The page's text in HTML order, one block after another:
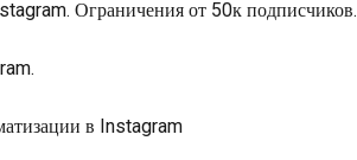
Ограничения от 50к подписчиков.
в Instagram